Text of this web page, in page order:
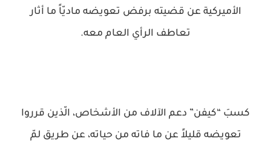
الأميركية عن قضيته برفض تعويضه ماديّاً ما أثار
تعاطف الرأي العام معه.
كسبَ “كيفن” دعم الآلاف من الأشخاص، الّذين قرروا
تعويضه قليلاً عن ما فاته من حياته، عن طريق لمّ